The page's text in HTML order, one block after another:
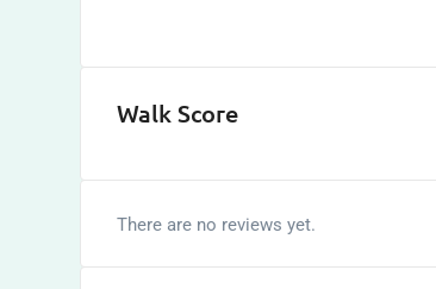
Walk Score
There are no reviews yet.